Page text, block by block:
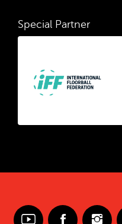
Special Partner